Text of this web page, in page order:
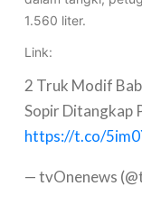
1.560 liter.
Link:
2 Truk Modif
Sopir Ditangkap
https://t.co/
— tvOnenews